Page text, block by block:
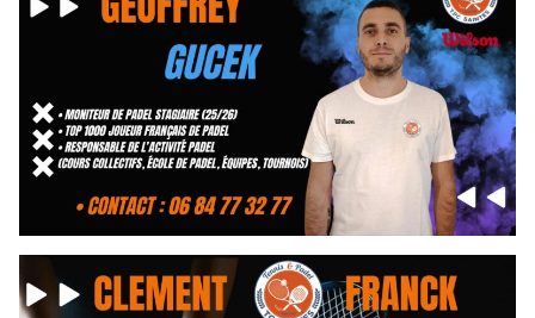
Calendrier Equipes Séniors Niveau